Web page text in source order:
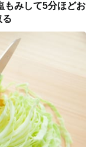
みして5分ほどお
る